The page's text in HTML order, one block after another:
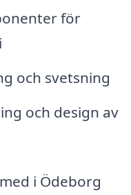
för
och svetsning
och design av
i Ödeborg